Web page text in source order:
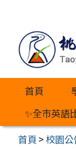
內
首頁
✨全市英語
首頁 >校園公